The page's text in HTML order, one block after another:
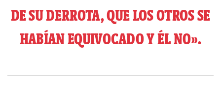
DE SU DERROTA, QUE LOS OTROS SE
HABÍAN EQUIVOCADO Y ÉL NO».